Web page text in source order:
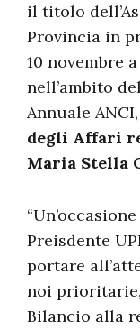
il titolo
Provincia in
10 novembre
nell’ambito
Annuale
degli Affari
Maria Stella
Preisdente
portare
noi
Bilancio alla